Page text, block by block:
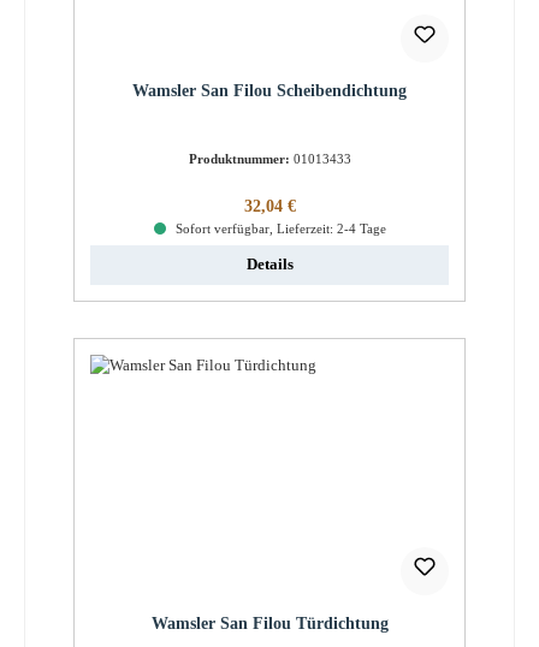
Wamsler San Filou Scheibendichtung
Produktnummer: 01013433
Regulärer Preis:
32,04 €
Sofort verfügbar, Lieferzeit: 2-4 Tage
Details
Wamsler San Filou Türdichtung